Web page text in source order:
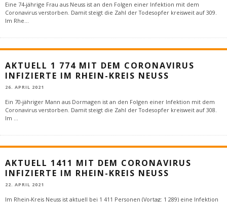
Eine 74-jährige Frau aus Neuss ist an den Folgen einer Infektion mit dem
Coronavirus verstorben. Damit steigt die Zahl der Todesopfer kreisweit auf 309.
Im Rhe...
AKTUELL 1 774 MIT DEM CORONAVIRUS
INFIZIERTE IM RHEIN-KREIS NEUSS
26. APRIL 2021
Ein 70-jähriger Mann aus Dormagen ist an den Folgen einer Infektion mit dem
Coronavirus verstorben. Damit steigt die Zahl der Todesopfer kreisweit auf 308.
Im ...
AKTUELL 1411 MIT DEM CORONAVIRUS
INFIZIERTE IM RHEIN-KREIS NEUSS
22. APRIL 2021
Im Rhein-Kreis Neuss ist aktuell bei 1 411 Personen (Vortag: 1 289) eine Infektion